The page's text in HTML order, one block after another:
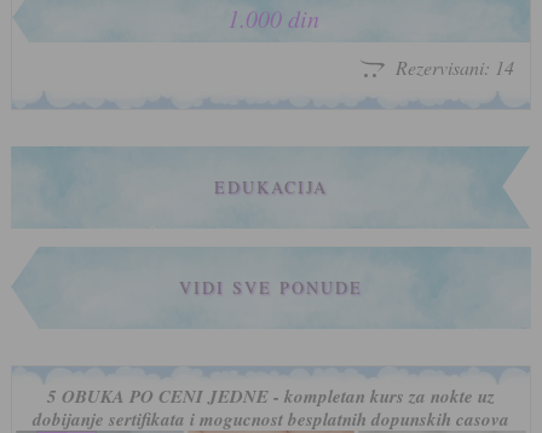
1.000 din
Rezervisani: 14
EDUKACIJA
VIDI SVE PONUDE
5 OBUKA PO CENI JEDNE - kompletan kurs za nokte uz
dobijanje sertifikata i mogucnost besplatnih dopunskih casova